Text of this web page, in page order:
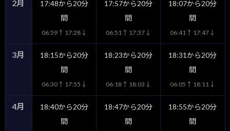
2月
17:48から20分
間
06:59↑ 17:28↓
17:57から20分
間
06:51↑ 17:37↓
18:07から20分
間
06:41↑ 17:47↓
3月
18:15から20分
間
06:30↑ 17:55↓
18:23から20分
間
06:18↑ 18:03↓
18:31から20分
間
06:05↑ 18:11↓
4月
18:40から20分
間
18:47から20分
間
18:55から20分
間